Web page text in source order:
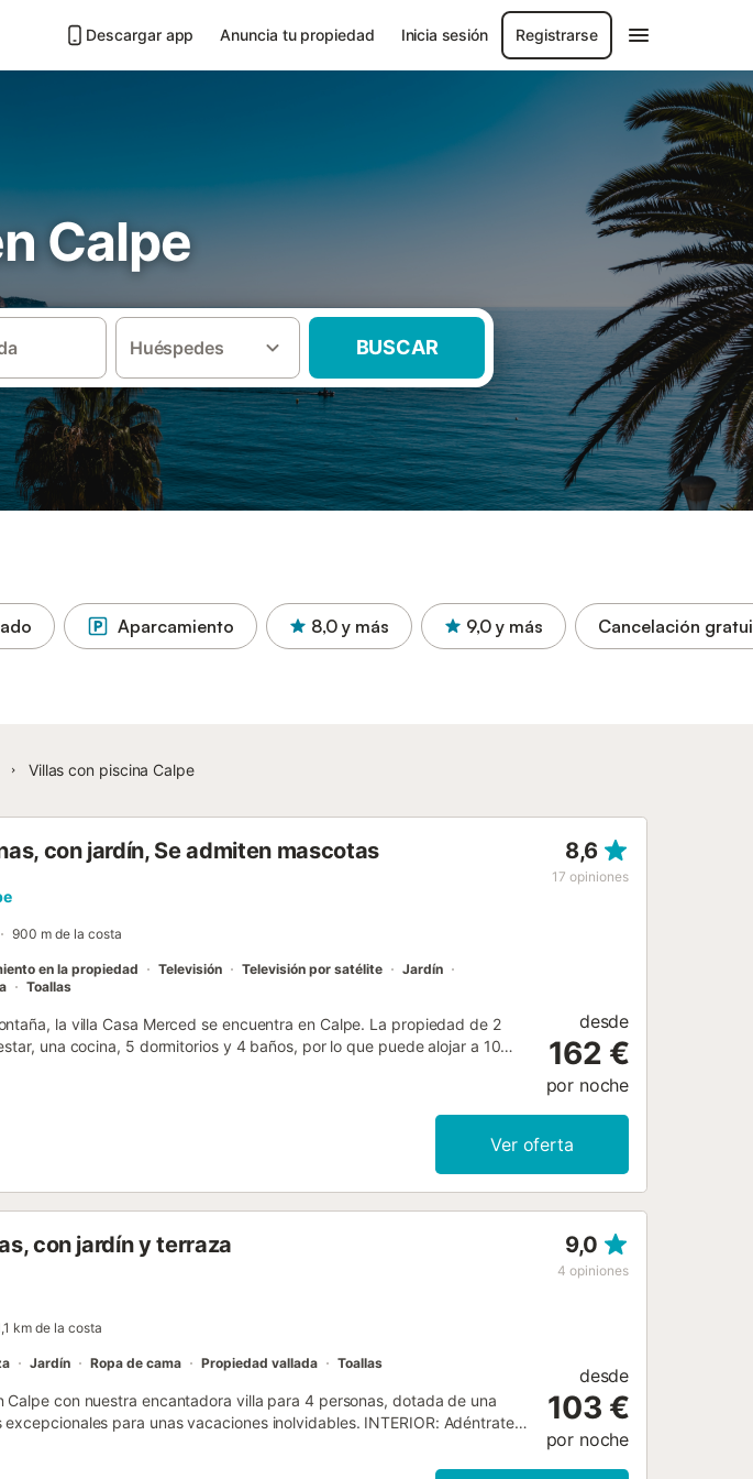
Descargar app Anuncia tu propiedad Inicia sesión Registrarse
Calpe
Huéspedes BUSCAR
Aparcamiento 8,0 y más 9,0 y más Cancelación
Villas con piscina Calpe
con jardín, Se admiten mascotas 8,6
17 opiniones
900 m de la costa
en la propiedad Televisión Televisión por satélite
Jardín
Toallas
la villa Casa Merced se encuentra en Calpe. La propiedad de 2
una cocina, 5 dormitorios y 4 baños, por lo que puede alojar a 10
disponibles 2 cunas y 2 tronas. Esta villa cuenta con piscina exterior
3 terrazas cubiertas, balcón, barbacoa y ducha exterior. La
de la playa. Hay 4 plazas de aparcamiento disponibles en la propiedad
desde
162 €
por noche
Ver oferta
con jardín y terraza 9,0
4 opiniones
km de la costa
Jardín Ropa de cama Propiedad vallada Toallas
Calpe con nuestra encantadora villa para 4 personas, dotada de una
para unas vacaciones inolvidables. INTERIOR: Adéntrate
cubierta con vistas a la tentadora piscina. La cocina abierta,
desde
103 €
por noche